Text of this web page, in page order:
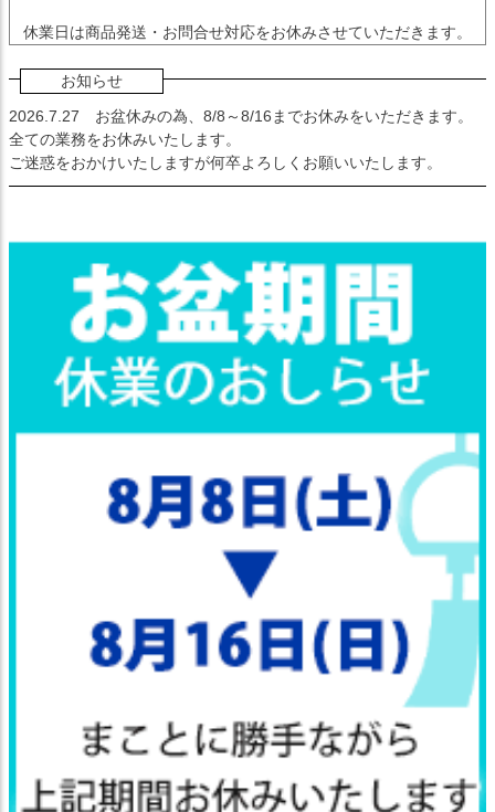
休業日は商品発送・お問合せ対応をお休みさせていただきます。
お知らせ
2026.7.27 お盆休みの為、8/8～8/16までお休みをいただきます。
全ての業務をお休みいたします。
ご迷惑をおかけいたしますが何卒よろしくお願いいたします。